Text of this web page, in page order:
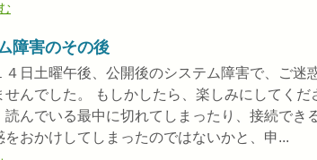
障害のその後
４日土曜午後、公開後のシステム障害で、ご迷
せんでした。 もしかしたら、楽しみにしてく
読んでいる最中に切れてしまったり、接続でき
をおかけしてしまったのではないかと、申...